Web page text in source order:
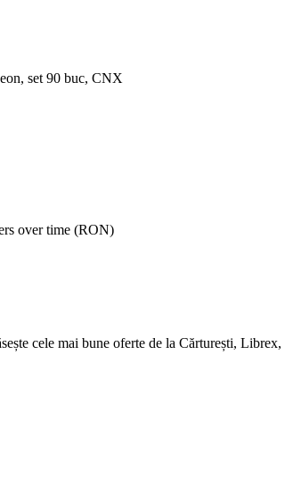
set 90 buc, CNX
over time (RON)
cele mai bune oferte de la Cărturești,